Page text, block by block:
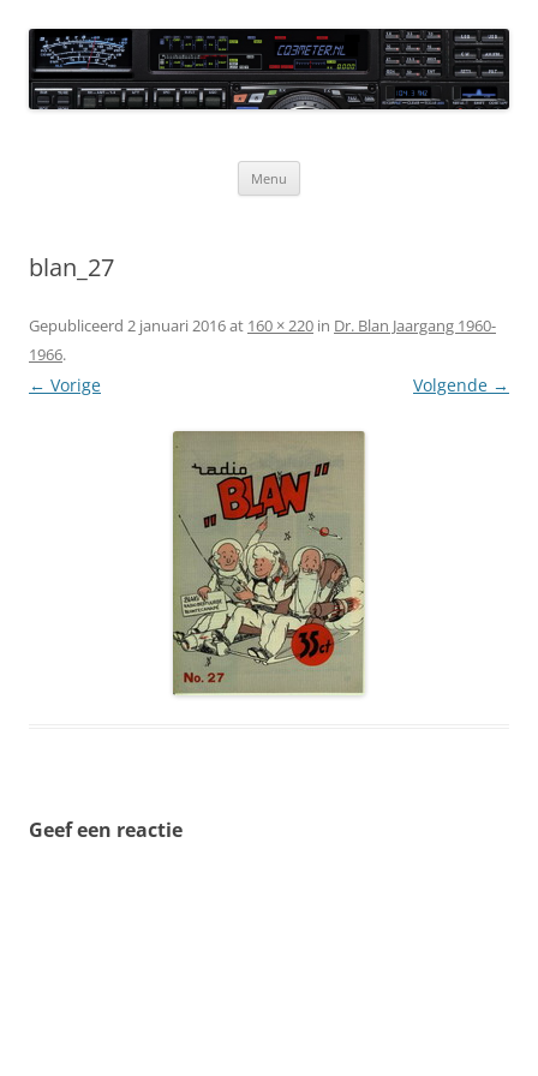
naar
de
inhoud CQ3meter
Website door en voor radio-amateurs
Menu
blan_27
Gepubliceerd 2 januari 2016at 160 × 220 in Dr. Blan Jaargang 1960-
1966.
← Vorige Volgende →
Geef een reactie